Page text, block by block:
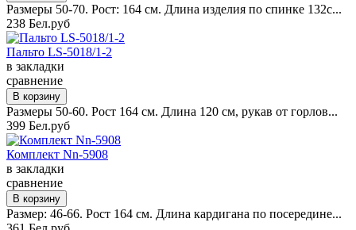
Размеры 50-70. Рост: 164 см. Длина изделия по спинке 132с...
238 Бел.руб
Пальто LS-5018/1-2
в закладки
сравнение
Размеры 50-60. Рост 164 см. Длина 120 см, рукав от горлов...
399 Бел.руб
Комплект Nn-5908
в закладки
сравнение
Размер: 46-66. Рост 164 см. Длина кардигана по посередине...